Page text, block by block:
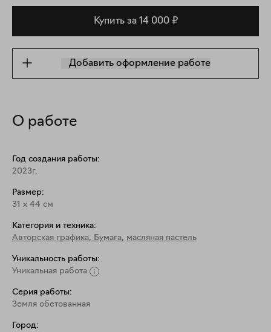
Купить за 14 000 ₽
Добавить оформление работе
О работе
Год создания работы:
2023г.
Размер:
31 x 44 см
Категория и техника:
Авторская графика, Бумага, масляная пастель
Уникальность работы:
Уникальная работа
Серия работы:
Земля обетованная
Город: